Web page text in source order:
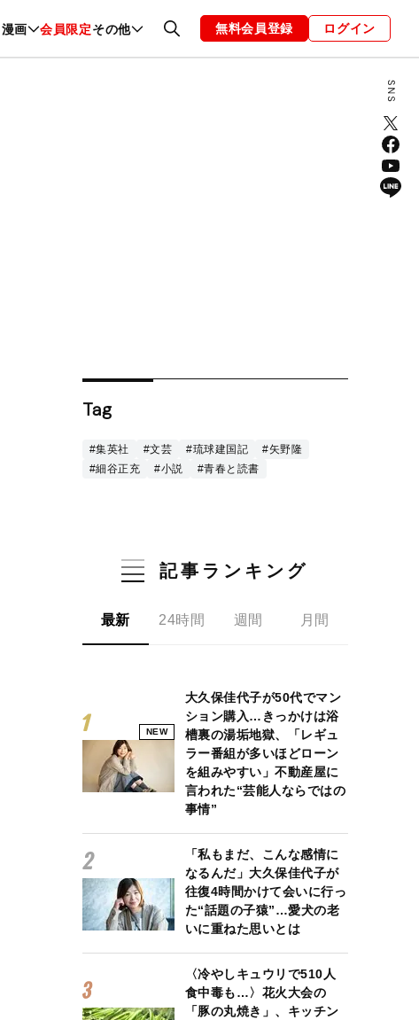
漫画 会員限定その他
ファッション 恋愛・結婚 編集部 お知らせ
無料会員登録 ログイン
Tag
#集英社 #文芸 #琉球建国記
#矢野隆
#細谷正充
#小説 #青春と読書
記事ランキング
最新 24時間 週間 月間
NEW
大久保佳代子が50代でマン
ション購入…きっかけは浴
槽裏の湯垢地獄、「レギュ
ラー番組が多いほどローン
を組みやすい」不動産屋に
言われた“芸能人ならではの
事情”
「私もまだ、こんな感情に
なるんだ」大久保佳代子が
往復4時間かけて会いに行っ
た“話題の子猿”…愛犬の老
いに重ねた思いとは
〈冷やしキュウリで510人
食中毒も…〉花火大会の
「豚の丸焼き」、キッチン